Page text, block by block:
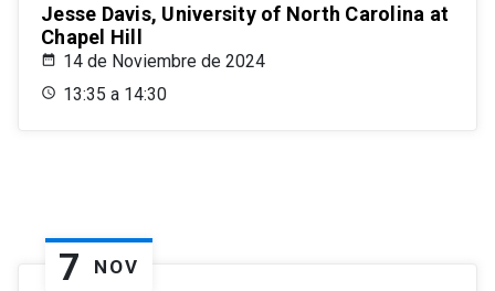
Jesse Davis, University of North Carolina at
Chapel Hill
14 de Noviembre de 2024
13:35 a 14:30
7 NOV